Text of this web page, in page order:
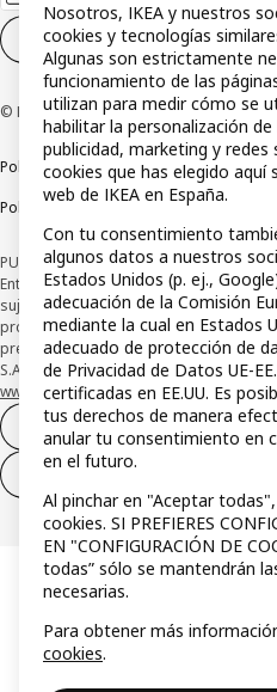
Configuración de cookies
© Inter IKEA Systems B.V 1999-2026
Política de privacidadPolítica de cookies
Política de divulgación responsable
PUBLICIDAD: *Financiación a través de
Entidad de Pago híbrida CaixaBank
sujeta a su organización. La entidad ha
protección de los fondos recibidos de
presta su depósito en una cuenta
S.A. Conoce más acerca de las formas
www.caixabankpc.com/es/productos. ​
Desistimiento del contrato
Desistimiento de solo servicios
Nosotros, IKEA y nuestros
cookies y tecnologías
Algunas son estrictamente
funcionamiento de las
utilizan para medir cómo se
habilitar la personalización
publicidad, marketing y redes
cookies que has elegido
web de IKEA en España.
Con tu consentimiento
algunos datos a nuestros
Estados Unidos (p. ej.,
adecuación de la Comisión
mediante la cual en Estados
adecuado de protección de
de Privacidad de Datos UE-
certificadas en EE.UU. Es
tus derechos de manera
anular tu consentimiento en
en el futuro.
Al pinchar en "Aceptar
cookies. SI PREFIERES
EN "CONFIGURACIÓN DE
todas” sólo se mantendrán
necesarias.
Para obtener más
cookies.